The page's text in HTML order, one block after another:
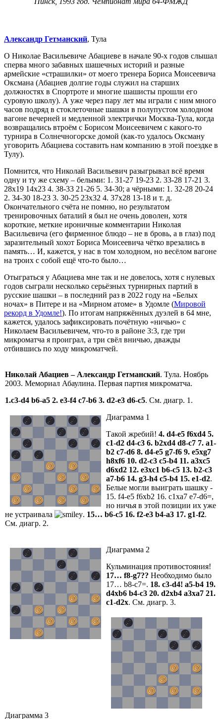
Александр Гетманский, Тула
О Николае Васильевиче Абациеве в начале 90-х годов слышал
сперва много забавных шашечных историй и разные
армейские «страшилки» от моего тренера Бориса Моисеевича
Оксмана (Абациев долгие годы служил на старших
должностях в Спортроте и многие шашисты прошли его
суровую школу). А уже через пару лет мы играли с ним много
часов подряд в стоклеточные шашки в полупустом холодном
вагоне вечерней и медленной электрички Москва-Тула, когда
возвращались втроём с Борисом Моисеевичем с какого-то
турнира в Солнечногорске домой (как-то удалось Оксману
уговорить Абациева составить нам компанию в этой поездке в
Тулу).
Помнится, что Николай Васильевич разыгрывал всё время
одну и ту же схему – белыми: 1. 31-27 19-23 2. 33-28 17-21 3.
28х19 14х23 4. 38-33 21-26 5. 34-30; а чёрными: 1. 32-28 20-24
2. 34-30 18-23 3. 30-25 23х32 4. 37х28 13-18 и т. д.
Окончательного счёта не помню, но результатом
тренировочных баталий я был не очень доволен, хотя
короткие, меткие ироничные комментарии Николая
Васильевича (его фирменное блюдо – не в бровь, а в глаз) под
заразительный хохот Бориса Моисеевича чётко врезались в
память… И, кажется, у нас в том холодном, но весёлом вагоне
на троих с собой ещё что-то было…
Отыграться у Абациева мне так и не довелось, хотя с нулевых
годов сыграли несколько серьёзных турнирных партий в
русские шашки – в последний раз в 2022 году на «Белых
ночах» в Питере и на «Мирном атоме» в Удомле (Мировой
рекорд в Удомле!). По итогам напряжённых дуэлей в 64 мне,
кажется, удалось зафиксировать почётную «ничью» с
Николаем Васильевичем, что-то в районе 3:3, где три
микроматча я проиграл, а три свёл вничью, дважды
отбившись по ходу микроматчей.
Николай Абациев – Александр Гетманский. Тула. Ноябрь
2003. Мемориал Абаулина. Первая партия микроматча.
1.c3-d4 b6-а5 2. e3-f4 c7-b6 3. d2-e3 d6-c5. См. диагр. 1.
Диаграмма 1
Такой жребий! 4. d4-e5 f6xd4 5.
c1-d2 d4-c3 6. b2xd4 d8-c7 7. а1-
b2 с7-d6 8. d4-e5 g7-f6 9. e5xg7
h8xf6 10. d2-c3 c5-b4 11. а3хс5
d6xd2 12. e3xc1 b6-c5 13. b2-c3
а7-b6 14. g3-h4 c5-b4 15. e1-d2.
Белые могли выиграть шашку -
15. f4-e5 f6xb2 16. c1xа7 e7-d6=,
но ничья в этой позиции их уже
не устраивала
. 15… b6-c5 16. f2-e3 b4-а3 17. g1-f2.
См. диагр. 2.
Диаграмма 2
Кульминация противостояния!
17… f8-g7?? Необходимо было
17… b8-c7=. 18. с3-d4! а5-b4 19.
d4xb6 b4-c3 20. d2xb4 а3ха7 21.
c1-d2х. См. диагр. 3.
Диаграмма 3